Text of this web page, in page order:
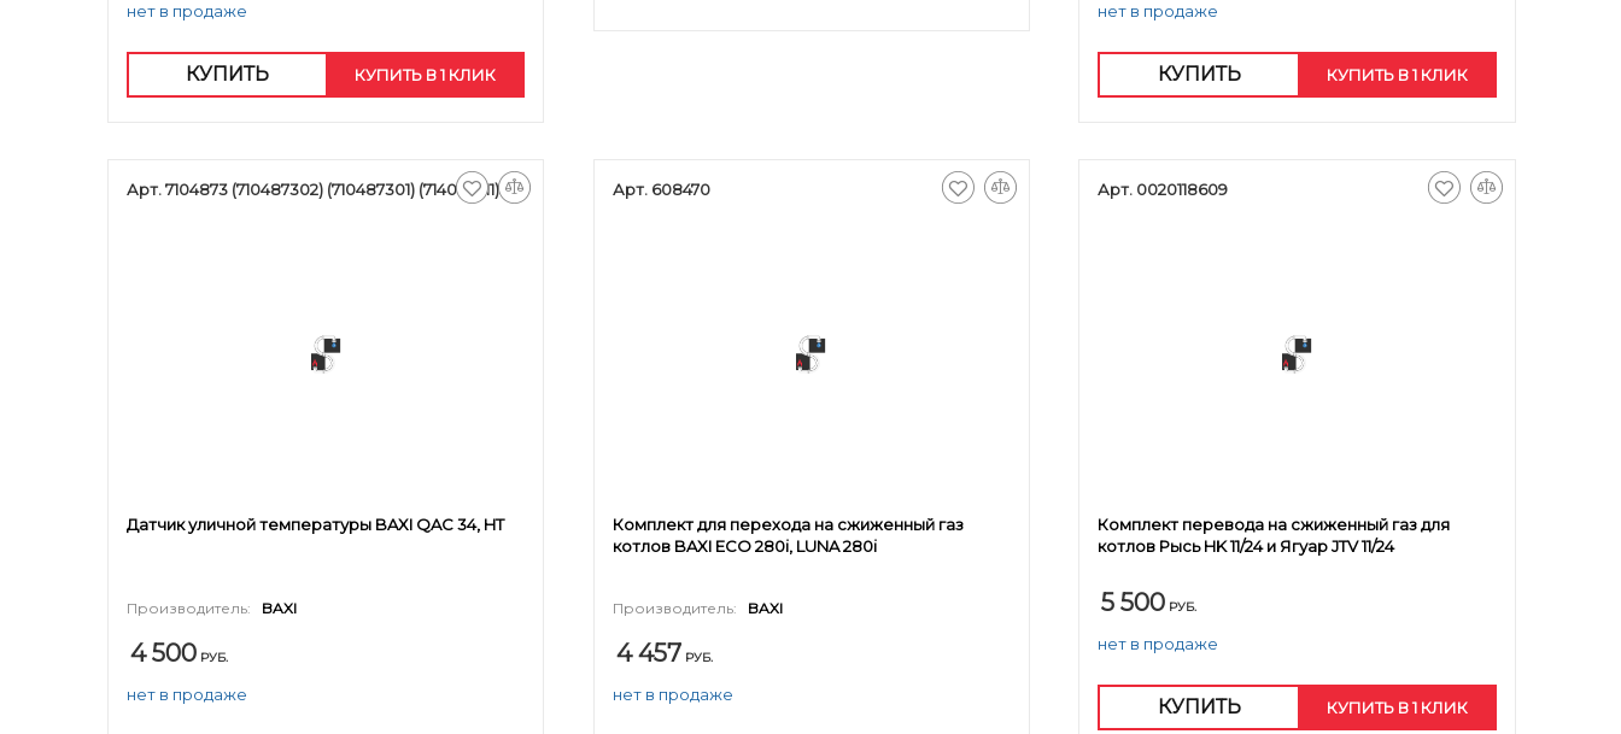
нет в продаже
КУПИТЬ КУПИТЬ В 1 КЛИК
нет в продаже
КУПИТЬ КУПИТЬ В 1 КЛИК
Арт. 7104873 (710487302) (710487301) (714072811)
Датчик уличной температуры BAXI QAC 34, HT
Производитель: BAXI
4 500 РУБ.
нет в продаже
Арт. 608470
Комплект для перехода на сжиженный газ
котлов BAXI ECO 280i, LUNA 280i
Производитель: BAXI
4 457 РУБ.
нет в продаже
Арт. 0020118609
Комплект перевода на сжиженный газ для
котлов Рысь HK 11/24 и Ягуар JTV 11/24
5 500 РУБ.
нет в продаже
КУПИТЬ КУПИТЬ В 1 КЛИК